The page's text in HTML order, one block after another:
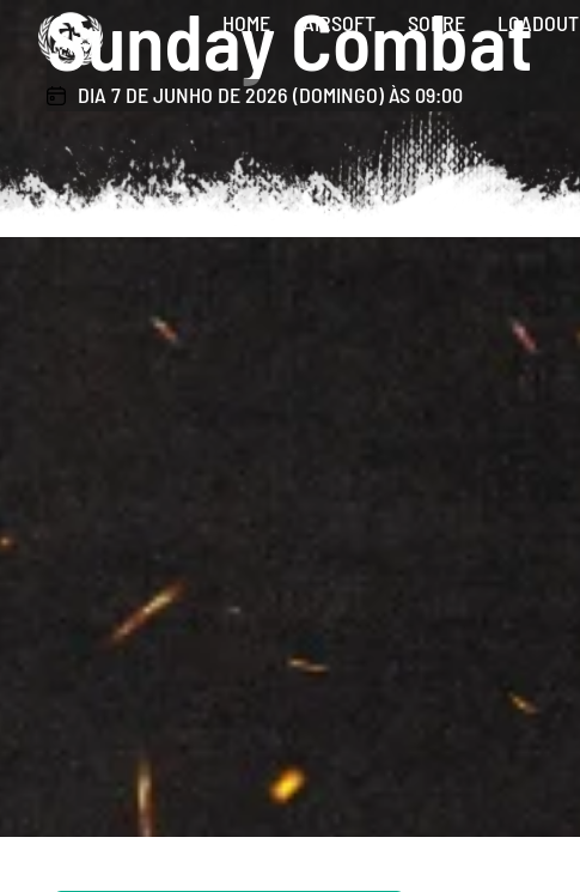
HOME AIRSOFT SOBRE LOADOUT
Sunday Combat
DIA 7 DE JUNHO DE 2026 (DOMINGO) ÀS 09:00